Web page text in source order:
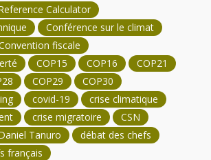
Calculator
Conférence sur le climat
fiscale
COP15 COP16
COP21
COP29
COP30
covid-19
crise climatique
crise migratoire
CSN
Tanuro
débat des chefs
français